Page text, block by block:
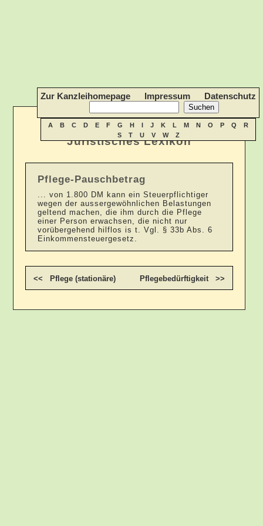
Juristisches Lexikon
Zur Kanzleihomepage Impressum Datenschutz
A B C D E F G H I J K L M N O P Q
R
S
T U V W Z
Pflege-Pauschbetrag
... von 1.800 DM kann ein Steuerpflichtiger
wegen der aussergewöhnlichen Belastungen
geltend machen, die ihm durch die Pflege
einer Person erwachsen, die nicht nur
vorübergehend hilflos is t. Vgl. § 33b Abs. 6
Einkommensteuergesetz.
<< Pflege (stationäre) Pflegebedürftigkeit >>